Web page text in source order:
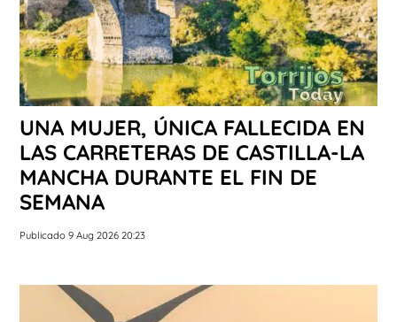
UNA MUJER, ÚNICA FALLECIDA EN
LAS CARRETERAS DE CASTILLA-LA
MANCHA DURANTE EL FIN DE
SEMANA
Publicado 9 Aug 2026 20:23